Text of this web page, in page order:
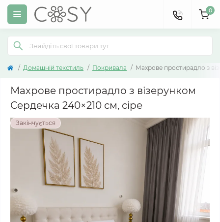
0
Домашній текстиль Покривала Махрове простирадло з
Махрове простирадло з візерунком
Сердечка 240×210 см, сіре
Закінчується